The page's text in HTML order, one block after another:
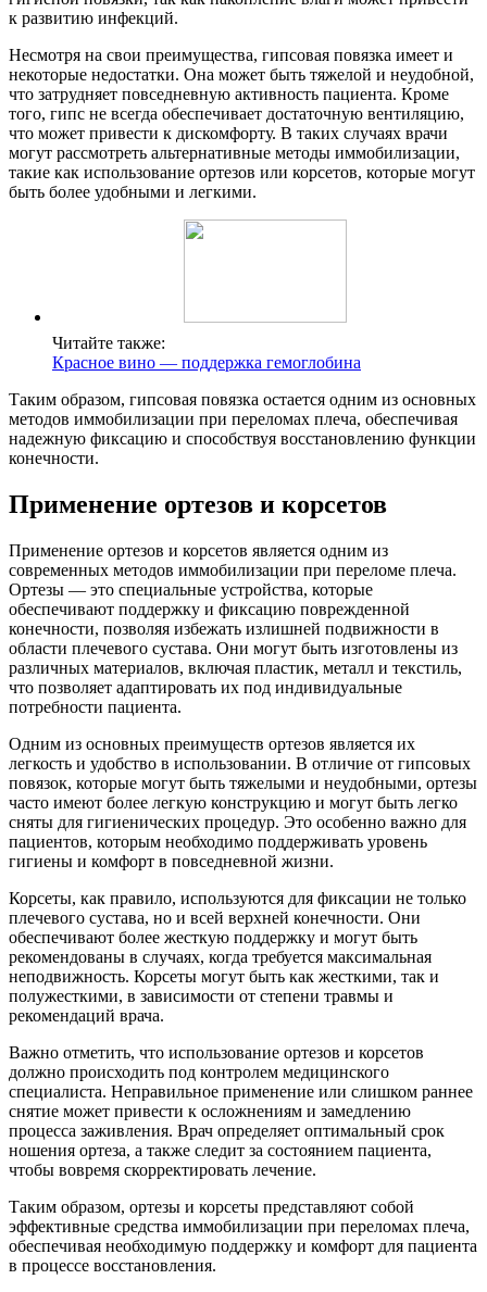
к развитию инфекций.
Несмотря на свои преимущества, гипсовая повязка имеет и
некоторые недостатки. Она может быть тяжелой и неудобной,
что затрудняет повседневную активность пациента. Кроме
того, гипс не всегда обеспечивает достаточную вентиляцию,
что может привести к дискомфорту. В таких случаях врачи
могут рассмотреть альтернативные методы иммобилизации,
такие как использование ортезов или корсетов, которые могут
быть более удобными и легкими.
Читайте также:
Красное вино — поддержка гемоглобина
Таким образом, гипсовая повязка остается одним из основных
методов иммобилизации при переломах плеча, обеспечивая
надежную фиксацию и способствуя восстановлению функции
конечности.
Применение ортезов и корсетов
Применение ортезов и корсетов является одним из
современных методов иммобилизации при переломе плеча.
Ортезы — это специальные устройства, которые
обеспечивают поддержку и фиксацию поврежденной
конечности, позволяя избежать излишней подвижности в
области плечевого сустава. Они могут быть изготовлены из
различных материалов, включая пластик, металл и текстиль,
что позволяет адаптировать их под индивидуальные
потребности пациента.
Одним из основных преимуществ ортезов является их
легкость и удобство в использовании. В отличие от гипсовых
повязок, которые могут быть тяжелыми и неудобными, ортезы
часто имеют более легкую конструкцию и могут быть легко
сняты для гигиенических процедур. Это особенно важно для
пациентов, которым необходимо поддерживать уровень
гигиены и комфорт в повседневной жизни.
Корсеты, как правило, используются для фиксации не только
плечевого сустава, но и всей верхней конечности. Они
обеспечивают более жесткую поддержку и могут быть
рекомендованы в случаях, когда требуется максимальная
неподвижность. Корсеты могут быть как жесткими, так и
полужесткими, в зависимости от степени травмы и
рекомендаций врача.
Важно отметить, что использование ортезов и корсетов
должно происходить под контролем медицинского
специалиста. Неправильное применение или слишком раннее
снятие может привести к осложнениям и замедлению
процесса заживления. Врач определяет оптимальный срок
ношения ортеза, а также следит за состоянием пациента,
чтобы вовремя скорректировать лечение.
Таким образом, ортезы и корсеты представляют собой
эффективные средства иммобилизации при переломах плеча,
обеспечивая необходимую поддержку и комфорт для пациента
в процессе восстановления.